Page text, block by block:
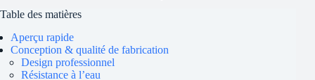
Table des matières
Aperçu rapide
Conception & qualité de fabrication
Design professionnel
Résistance à l’eau